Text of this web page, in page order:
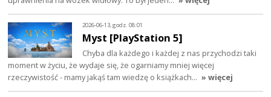
2026-06-13, godz. 08:01
Myst [PlayStation 5]
Chyba dla każdego i każdej z nas przychodzi taki
moment w życiu, że wydaje się, że ogarniamy mniej więcej
rzeczywistość - mamy jakąś tam wiedzę o książkach… » więcej